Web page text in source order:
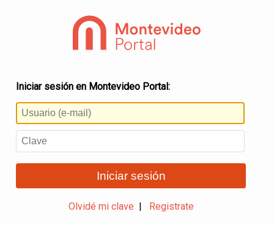
Iniciar sesión en Montevideo Portal:
Iniciar sesión
Olvidé mi clave Registrate